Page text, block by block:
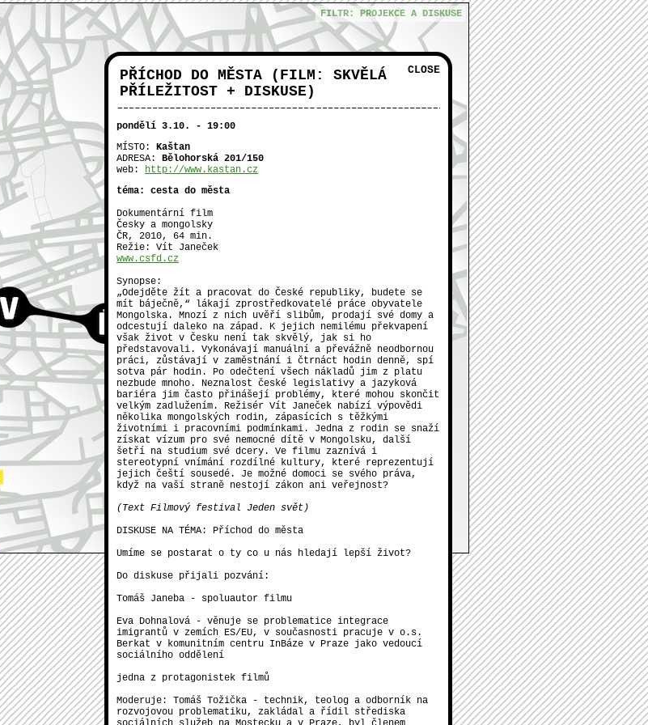
Živé město v r. 2012
Píšeme granty a čekáme na výsledky již
podaných, držte nám palce!
www.facebook.com/zivemesto.
FILTR: PROJEKCE A DISKUSE
KULAŤÁK
CLOSE
PŘÍCHOD DO MĚSTA (FILM: SKVĚLÁ
PŘÍLEŽITOST + DISKUSE)
pondělí 3.10. - 19:00
MÍSTO: Kaštan
ADRESA: Bělohorská 201/150
web: http://www.kastan.cz
téma: cesta do města
Dokumentární film
Česky a mongolsky
ČR, 2010, 64 min.
Režie: Vít Janeček
www.csfd.cz
Synopse:
„Odejděte žít a pracovat do České republiky, budete se
mít báječně,“ lákají zprostředkovatelé práce obyvatele
Mongolska. Mnozí z nich uvěří slibům, prodají své domy a
odcestují daleko na západ. K jejich nemilému překvapení
však život v Česku není tak skvělý, jak si ho
představovali. Vykonávají manuální a převážně neodbornou
práci, zůstávají v zaměstnání i čtrnáct hodin denně, spí
sotva pár hodin. Po odečtení všech nákladů jim z platu
nezbude mnoho. Neznalost české legislativy a jazyková
bariéra jim často přinášejí problémy, které mohou skončit
velkým zadlužením. Režisér Vít Janeček nabízí výpovědi
několika mongolských rodin, zápasících s těžkými
životními i pracovními podmínkami. Jedna z rodin se snaží
získat vízum pro své nemocné dítě v Mongolsku, další
šetří na studium své dcery. Ve filmu zaznívá i
stereotypní vnímání rozdílné kultury, které reprezentují
jejich čeští sousedé. Je možné domoci se svého práva,
když na vaší straně nestojí zákon ani veřejnost?
(Text Filmový festival Jeden svět)
DISKUSE NA TÉMA: Příchod do města
Umíme se postarat o ty co u nás hledají lepší život?
Do diskuse přijali pozvání:
Tomáš Janeba - spoluautor filmu
Eva Dohnalová - věnuje se problematice integrace
imigrantů v zemích ES/EU, v současnosti pracuje v o.s.
Berkat v komunitním centru InBáze v Praze jako vedoucí
sociálního oddělení
jedna z protagonistek filmů
Moderuje: Tomáš Tožička - technik, teolog a odborník na
rozvojovou problematiku, zakládal a řídil střediska